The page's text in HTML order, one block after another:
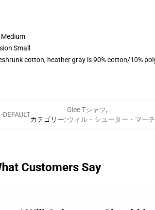
Small
cotton, heather gray is 90% cotton/10%
カテゴリー:
Glee Tシャツ,
ウィル・シューター・マーチ
Customers Say